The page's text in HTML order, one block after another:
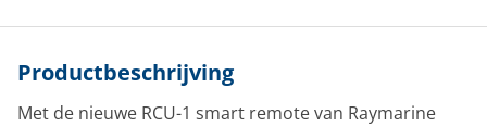
Productbeschrijving
Met de nieuwe RCU-1 smart remote van Raymarine